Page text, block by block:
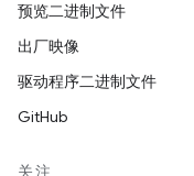
预览二进制文件
出厂映像
驱动程序二进制文件
GitHub
关注